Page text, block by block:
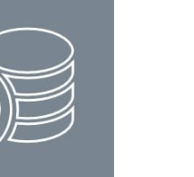
własnych
żetony),
rozchodami